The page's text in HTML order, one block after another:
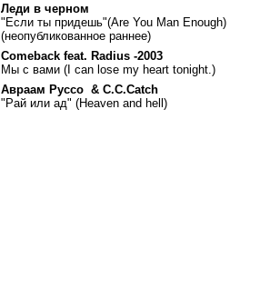
Леди в черном
"Если ты придешь"(Are You Man Enough)
(неопубликованное раннее)
Comeback feat. Radius -2003
Мы с вами (I can lose my heart tonight.)
Авраам Руссо & C.C.Catch
"Рай или ад" (Heaven and hell)